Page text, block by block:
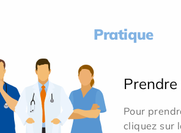
Pratique
Pour
cliquez sur